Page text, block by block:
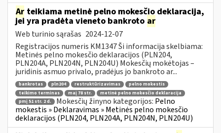
Ar teikiama metinė pelno mokesčio deklaracija,
jei yra pradėta vieneto bankroto ar
Web turinio sąrašas 2024-12-07
Registracijos numeris KM1347 Ši informacija skelbiama:
Metinės pelno mokesčio deklaracijos (PLN204,
PLN204A, PLN204N, PLN204U) Mokesčių mokėtojas –
juridinis asmuo privalo, pradėjus jo bankroto ar...
bankrotas pln204 restruktūrizavimas
pelno mokestis
teikimo terminas
maį 78 str.
metinė pelno mokesčio deklaracija
pmį 51 str. 2 d.
Mokesčių žinyno kategorijos: Pelno
mokestis » Deklaravimas » Metinės pelno mokesčio
deklaracijos (PLN204, PLN204A, PLN204N, PLN204U)